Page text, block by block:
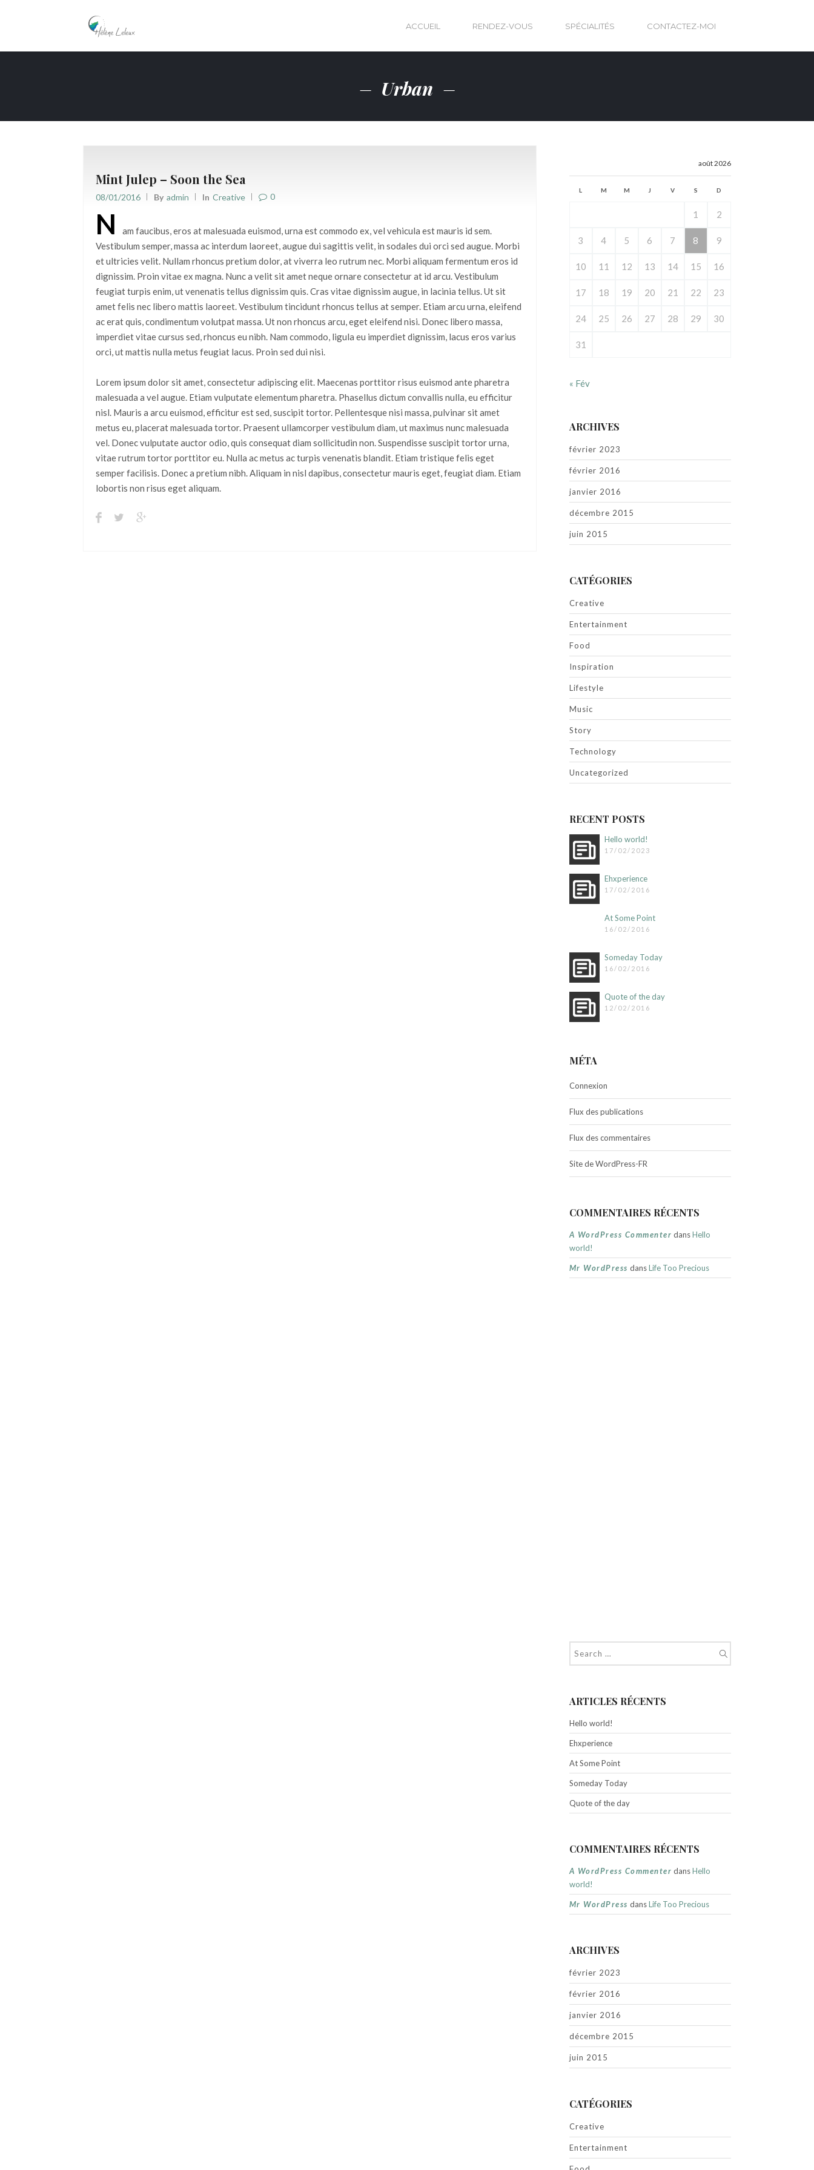
ACCUEIL RENDEZ-VOUS SPÉCIALITÉS CONTACTEZ-MOI
Urban
Mint Julep – Soon the Sea
08/01/2016 By Admin In Creative 0
N
am faucibus, eros at malesuada euismod, urna est commodo ex, vel vehicula est mauris id sem.
Vestibulum semper, massa ac interdum laoreet, augue dui sagittis velit, in sodales dui orci sed augue. Morbi
et ultricies velit. Nullam rhoncus pretium dolor, at viverra leo rutrum nec. Morbi aliquam fermentum eros id
dignissim. Proin vitae ex magna. Nunc a velit sit amet neque ornare consectetur at id arcu. Vestibulum
feugiat turpis enim, ut venenatis tellus dignissim quis. Cras vitae dignissim augue, in lacinia tellus. Ut sit
amet felis nec libero mattis laoreet. Vestibulum tincidunt rhoncus tellus at semper. Etiam arcu urna, eleifend
ac erat quis, condimentum volutpat massa. Ut non rhoncus arcu, eget eleifend nisi. Donec libero massa,
imperdiet vitae cursus sed, rhoncus eu nibh. Nam commodo, ligula eu imperdiet dignissim, lacus eros varius
orci, ut mattis nulla metus feugiat lacus. Proin sed dui nisi.
Lorem ipsum dolor sit amet, consectetur adipiscing elit. Maecenas porttitor risus euismod ante pharetra
malesuada a vel augue. Etiam vulputate elementum pharetra. Phasellus dictum convallis nulla, eu efficitur
nisl. Mauris a arcu euismod, efficitur est sed, suscipit tortor. Pellentesque nisi massa, pulvinar sit amet
metus eu, placerat malesuada tortor. Praesent ullamcorper vestibulum diam, ut maximus nunc malesuada
vel. Donec vulputate auctor odio, quis consequat diam sollicitudin non. Suspendisse suscipit tortor urna,
vitae rutrum tortor porttitor eu. Nulla ac metus ac turpis venenatis blandit. Etiam tristique felis eget
semper facilisis. Donec a pretium nibh. Aliquam in nisl dapibus, consectetur mauris eget, feugiat diam. Etiam
lobortis non risus eget aliquam.
août 2026
L M M J V S D
1 2
3 4 5 6 7 8 9
10 11 12 13 14 15 16
17 18 19 20 21 22 23
24 25 26 27 28 29 30
31
« Fév
ARCHIVES
février 2023
février 2016
janvier 2016
décembre 2015
juin 2015
CATÉGORIES
Creative
Entertainment
Food
Inspiration
Lifestyle
Music
Story
Technology
Uncategorized
RECENT POSTS
Hello world!
17/02/2023
Ehxperience
17/02/2016
At Some Point
16/02/2016
Someday Today
16/02/2016
Quote of the day
12/02/2016
MÉTA
Connexion
Flux des publications
Flux des commentaires
Site de WordPress-FR
COMMENTAIRES RÉCENTS
A WordPress Commenter dansHello
world!
Mr WordPress dansLife Too Precious
ARTICLES RÉCENTS
Hello world!
Ehxperience
At Some Point
Someday Today
Quote of the day
COMMENTAIRES RÉCENTS
A WordPress Commenter dansHello
world!
Mr WordPress dansLife Too Precious
ARCHIVES
février 2023
février 2016
janvier 2016
décembre 2015
juin 2015
CATÉGORIES
Creative
Entertainment